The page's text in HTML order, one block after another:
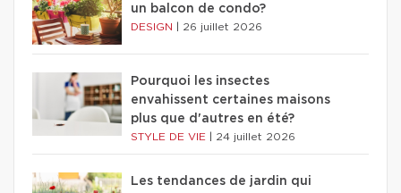
un balcon de condo?
DESIGN 26 juillet 2026
Pourquoi les insectes
envahissent certaines maisons
plus que d'autres en été?
STYLE DE VIE 24 juillet 2026
Les tendances de jardin qui